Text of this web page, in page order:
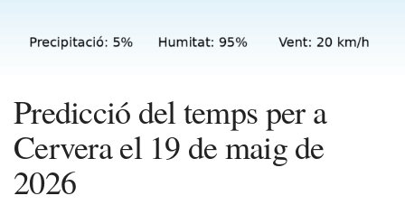
Predicció del temps per a
Cervera el 19 de maig de
2026